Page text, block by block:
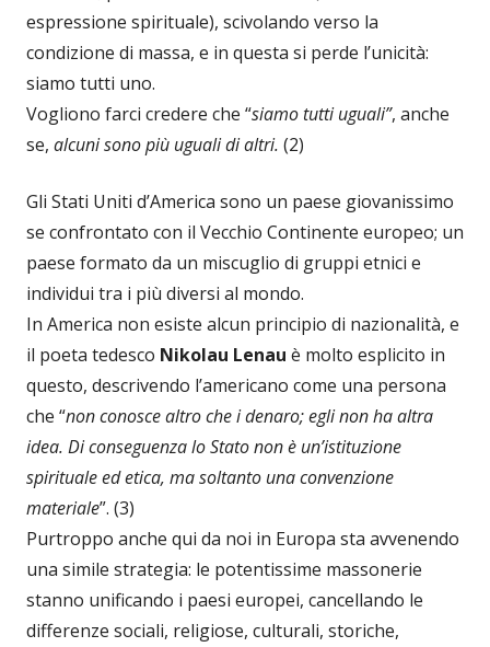
espressione spirituale), scivolando verso la
condizione di massa, e in questa si perde l’unicità:
siamo tutti uno.
Vogliono farci credere che “siamo tutti uguali”, anche
se, alcuni sonopiù uguali di altri. (2)
Gli Stati Uniti d’America sono un paese giovanissimo
se confrontato con il Vecchio Continente europeo; un
paese formato da un miscuglio di gruppi etnici e
individui tra i più diversi al mondo.
In America non esiste alcun principio di nazionalità, e
il poeta tedesco Nikolau Lenau è molto esplicito in
questo, descrivendo l’americano come una persona
che “non conosce altro che i denaro; egli non ha altra
idea. Di conseguenza lo Stato non è un’istituzione
spirituale ed etica, ma soltanto una convenzione
materiale”. (3)
Purtroppo anche qui da noi in Europa sta avvenendo
una simile strategia: le potentissime massonerie
stanno unificando i paesi europei, cancellando le
differenze sociali, religiose, culturali, storiche,